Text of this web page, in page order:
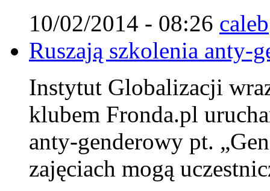
10/02/2014 - 08:26 caleb
Ruszają szkolenia anty-
Instytut Globalizacji
klubem Fronda.pl
anty-genderowy pt.
zajęciach mogą